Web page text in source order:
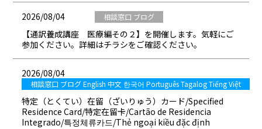
2026/08/04 相談窓口 ブログ
【通訳養成講座 医療編その２】を開催します。気軽にご
参加ください。詳細はチラシをご確認ください。
2026/08/04
相談窓口 ブログ English 中文 한국어 Português Tagalog Tiếng Việt
特定（とくてい）在留（ざいりゅう）カード/Specified
Residence Card/特定在留卡/Cartão de Residencia
Integrado/특정체류카드/Thẻ ngoại kiều đặc định